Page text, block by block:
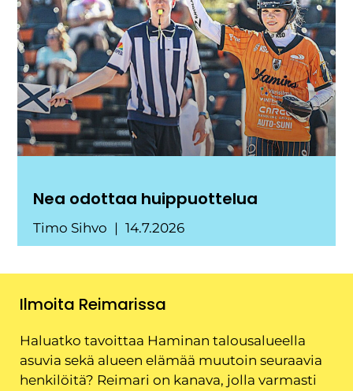
Nea odottaa huippuottelua
Timo Sihvo 14.7.2026
Ilmoita Reimarissa
Haluatko tavoittaa Haminan talousalueella
asuvia sekä alueen elämää muutoin seuraavia
henkilöitä? Reimari on kanava, jolla varmasti